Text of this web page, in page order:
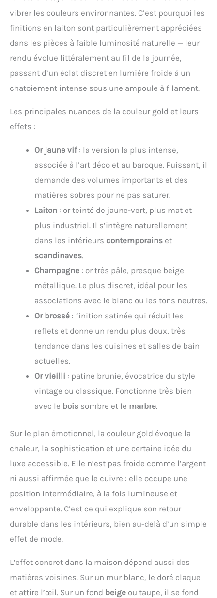
vibrer les couleurs environnantes. C’est pourquoi les
finitions en laiton sont particulièrement appréciées
dans les pièces à faible luminosité naturelle — leur
rendu évolue littéralement au fil de la journée,
passant d’un éclat discret en lumière froide à un
chatoiement intense sous une ampoule à filament.
Les principales nuances de la couleur gold et leurs
effets :
Or jaune vif: la version la plus intense,
associée à l’art déco et au baroque. Puissant, il
demande des volumes importants et des
matières sobres pour ne pas saturer.
Laiton : or teinté de jaune-vert, plus mat et
plus industriel. Il s’intègre naturellement
dans les intérieurs contemporains et
scandinaves.
Champagne : or très pâle, presque beige
métallique. Le plus discret, idéal pour les
associations avec le blanc ou les tons neutres.
Or brossé : finition satinée qui réduit les
reflets et donne un rendu plus doux, très
tendance dans les cuisines et salles de bain
actuelles.
Or vieilli : patine brunie, évocatrice du style
vintage ou classique. Fonctionne très bien
avec le bois sombre et le marbre.
Sur le plan émotionnel, la couleur gold évoque la
chaleur, la sophistication et une certaine idée du
luxe accessible. Elle n’est pas froide comme l’argent
ni aussi affirmée que le cuivre : elle occupe une
position intermédiaire, à la fois lumineuse et
enveloppante. C’est ce qui explique son retour
durable dans les intérieurs, bien au-delà d’un simple
effet de mode.
L’effet concret dans la maison dépend aussi des
matières voisines. Sur un mur blanc, le doré claque
et attire l’œil. Sur un fond beige ou taupe, il se fond